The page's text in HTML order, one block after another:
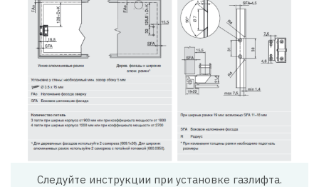
Следуйте инструкции при установке газлифта.